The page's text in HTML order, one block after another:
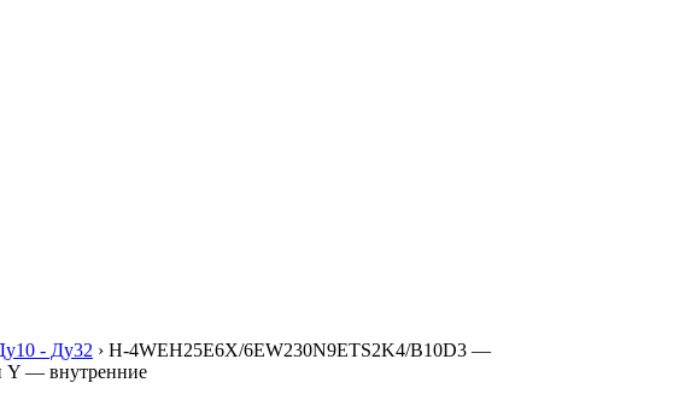
- Ду32 › H-4WEH25E6X/6EW230N9ETS2K4/B10D3 —
Y — внутренние